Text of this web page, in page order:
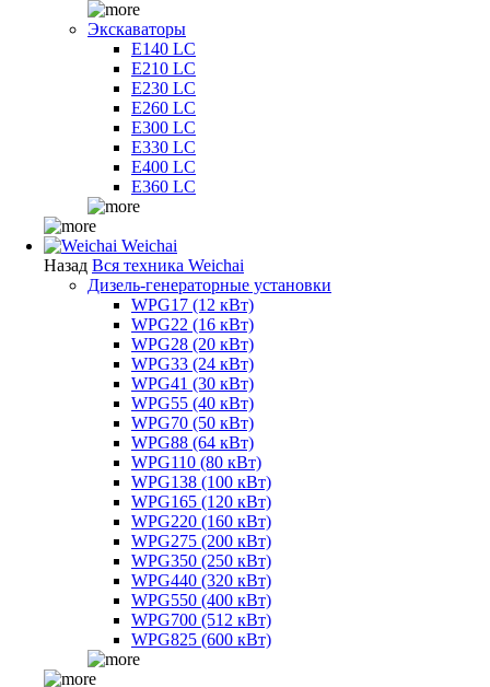
Экскаваторы
E140 LC
E210 LC
E230 LC
E260 LC
E300 LC
E330 LC
E400 LC
E360 LC
Weichai
Назад Вся техника Weichai
Дизель-генераторные установки
WPG17 (12 кВт)
WPG22 (16 кВт)
WPG28 (20 кВт)
WPG33 (24 кВт)
WPG41 (30 кВт)
WPG55 (40 кВт)
WPG70 (50 кВт)
WPG88 (64 кВт)
WPG110 (80 кВт)
WPG138 (100 кВт)
WPG165 (120 кВт)
WPG220 (160 кВт)
WPG275 (200 кВт)
WPG350 (250 кВт)
WPG440 (320 кВт)
WPG550 (400 кВт)
WPG700 (512 кВт)
WPG825 (600 кВт)